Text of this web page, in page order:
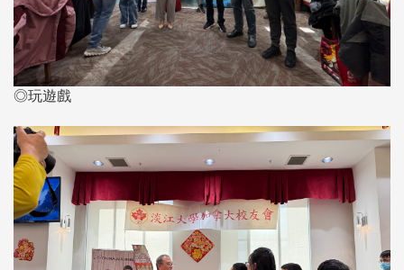
◎玩遊戲